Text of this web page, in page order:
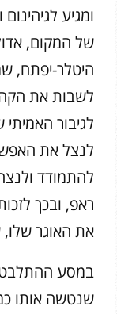
ומגיע
של המקום,
היטלר-יפתח,
לשבות את
לגיבור האמיתי
לנצל את
להתמודד
ראפ, ובכך
את האוגר
במסע
שנטשה אותו